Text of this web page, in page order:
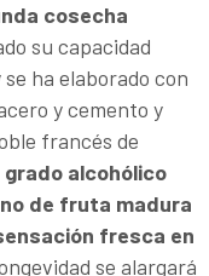
cosecha
su capacidad
ha elaborado con
y cemento y
francés de
alcohólico
de fruta madura
fresca en
se alargará